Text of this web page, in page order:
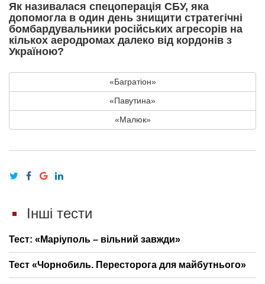
Як називалася спецоперація СБУ, яка
допомогла в один день знищити стратегічні
бомбардувальники російських агресорів на
кількох аеродромах далеко від кордонів з
Україною?
«Багратіон»
«Павутина»
«Малюк»
Інші тести
Тест: «Маріуполь – вільний завжди»
Тест «Чорнобиль. Пересторога для майбутнього»